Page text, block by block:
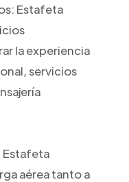
Estafeta
la experiencia
servicios
Estafeta
aérea tanto a